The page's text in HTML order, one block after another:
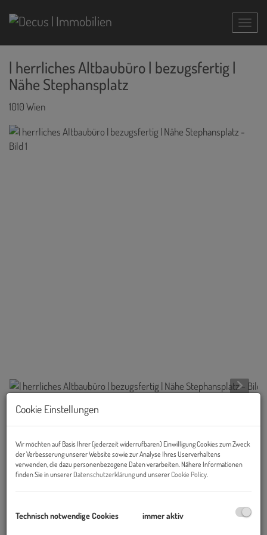
| herrliches Altbaubüro | bezugsfertig |
Nähe Stephansplatz
1010 Wien
Objekt und Lage:
Das Gebäude befindet sich in der beliebten Wollzeile und ist somit
Durch die zentrale Lage bietet der Standort eine ausgezeichnete
Infrastruktur sowie zahlreiche Cafés und Restaurants.
Cookie Einstellungen
Wir möchten auf Basis Ihrer (jederzeit widerrufbaren) Einwilligung Cookies zum Zweck
der Verbesserung unserer Website sowie zur Analyse Ihres Userverhaltens
verwenden, die dazu personenbezogene Daten verarbeiten. Nähere Informationen
finden Sie in unserer Datenschutzerklärungund unsererCookie Policy
Technisch notwendige Cookies immer aktiv